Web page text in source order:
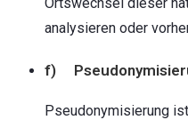
analysieren oder
f)
Pseudonymisierung